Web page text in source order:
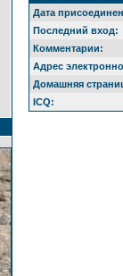
Дата
Последний вход:
Комментарии:
Адрес
Домашняя
ICQ: